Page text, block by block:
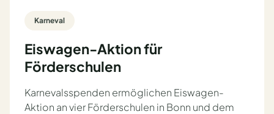
Karneval
Eiswagen-Aktion für
Förderschulen
Karnevalsspenden ermöglichen Eiswagen-
Aktion an vier Förderschulen in Bonn und dem